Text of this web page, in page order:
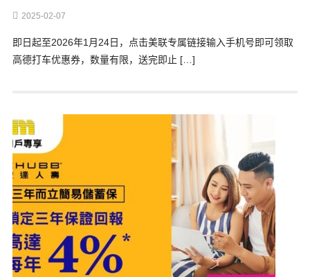
2025-02-07
即日起至2026年1月24日，点击美联专属链接输入手机号即可领取
高德打车优惠券，数量有限，送完即止 […]